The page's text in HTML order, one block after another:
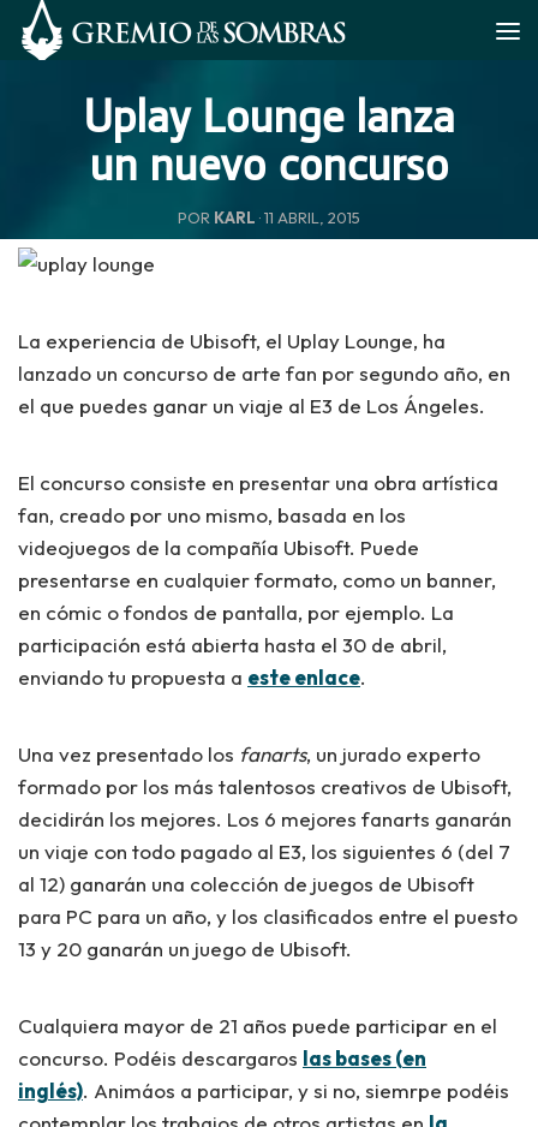
Saltar al contenido
Uplay Lounge lanza
un nuevo concurso
POR KARL ·11 ABRIL, 2015
La experiencia de Ubisoft, el Uplay Lounge, ha
lanzado un concurso de arte fan por segundo año, en
el que puedes ganar un viaje al E3 de Los Ángeles.
El concurso consiste en presentar una obra artística
fan, creado por uno mismo, basada en los
videojuegos de la compañía Ubisoft. Puede
presentarse en cualquier formato, como un banner,
en cómic o fondos de pantalla, por ejemplo. La
participación está abierta hasta el 30 de abril,
enviando tu propuesta a este enlace.
Una vez presentado los fanarts, un jurado experto
formado por los más talentosos creativos de Ubisoft,
decidirán los mejores. Los 6 mejores fanarts ganarán
un viaje con todo pagado al E3, los siguientes 6 (del 7
al 12) ganarán una colección de juegos de Ubisoft
para PC para un año, y los clasificados entre el puesto
13 y 20 ganarán un juego de Ubisoft.
Cualquiera mayor de 21 años puede participar en el
concurso. Podéis descargaros las bases (en
inglés). Animáos a participar, y si no, siemrpe podéis